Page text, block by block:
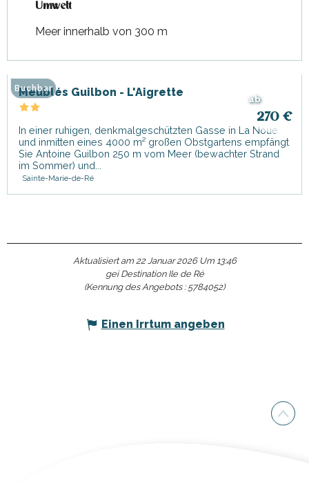
Umwelt
Umwelt
Meer innerhalb von 300 m
ab
270 €
Meublés Guilbon - L'Aigrette
In einer ruhigen, denkmalgeschützten Gasse in La Noue
und inmitten eines 4000 m² großen Obstgartens empfängt
Sie Antoine Guilbon 250 m vom Meer (bewachter Strand
im Sommer) und...
Sainte-Marie-de-Ré
Buchbar
Aktualisiert am 22 Januar 2026 Um 13:46
gei Destination Ile de Ré
(Kennung des Angebots : 5784052)
Einen Irrtum angeben